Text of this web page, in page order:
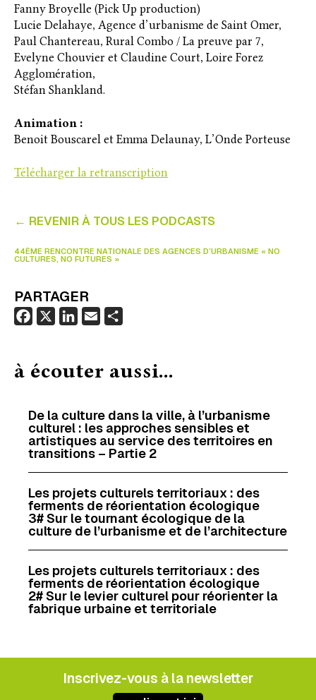
← REVENIR À TOUS LES PODCASTS
44ÈME RENCONTRE NATIONALE DES AGENCES D’URBANISME « NO
CULTURES, NO FUTURES »
PARTAGER
e
o
o
k
X
k
d
I
n
i
t
e
r
Fanny Broyelle (Pick Up production)
Lucie Delahaye, Agence d’urbanisme de Saint Omer,
Paul Chantereau, Rural Combo / La preuve par 7,
Evelyne Chouvier et Claudine Court, Loire Forez
Agglomération,
Stéfan Shankland.
Animation :
Benoit Bouscarel et Emma Delaunay, L’Onde Porteuse
Télécharger la retranscription
à écouter aussi...
De la culture dans la ville, à l’urbanisme
culturel : les approches sensibles et
artistiques au service des territoires en
transitions – Partie 2
Les projets culturels territoriaux : des
ferments de réorientation écologique
3# Sur le tournant écologique de la
culture de l’urbanisme et de l’architecture
Les projets culturels territoriaux : des
ferments de réorientation écologique
2# Sur le levier culturel pour réorienter la
fabrique urbaine et territoriale
Inscrivez-vous à la newsletter